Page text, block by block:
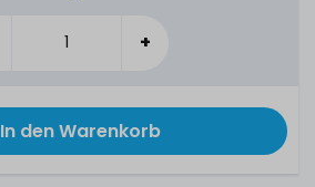
+
In den Warenkorb